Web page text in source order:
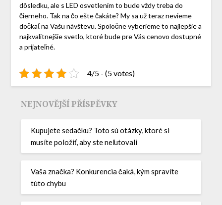
dôsledku, ale s LED osvetlením to bude vždy treba do
čierneho. Tak na čo ešte čakáte? My sa už teraz nevieme
dočkať na Vašu návštevu. Spoločne vyberieme to najlepšie a
najkvalitnejšie svetlo, ktoré bude pre Vás cenovo dostupné
a prijateľné.
4/5 - (5 votes)
NEJNOVĚJŠÍ PŘÍSPĚVKY
Kupujete sedačku? Toto sú otázky, ktoré si
musíte položiť, aby ste neľutovali
Vaša značka? Konkurencia čaká, kým spravíte
túto chybu